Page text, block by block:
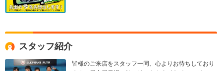
スタッフ紹介
皆様のご来店をスタッフ一同、心よりお待ちしており